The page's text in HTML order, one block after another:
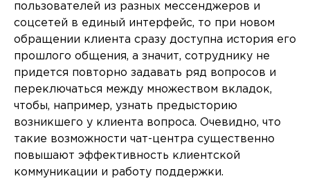
пользователей из разных мессенджеров и
соцсетей в единый интерфейс, то при новом
обращении клиента сразу доступна история его
прошлого общения, а значит, сотруднику не
придется повторно задавать ряд вопросов и
переключаться между множеством вкладок,
чтобы, например, узнать предысторию
возникшего у клиента вопроса. Очевидно, что
такие возможности чат-центра существенно
повышают эффективность клиентской
коммуникации и работу поддержки.